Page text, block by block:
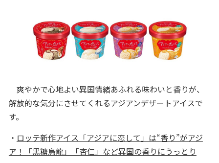
爽やかで心地よい異国情緒あふれる味わいと香りが、
解放的な気分にさせてくれるアジアンデザートアイスで
す。
・ ロッテ新作アイス「アジアに恋して」は“香り”がアジ
ア！「黒糖烏龍」「杏仁」など異国の香りにうっとり